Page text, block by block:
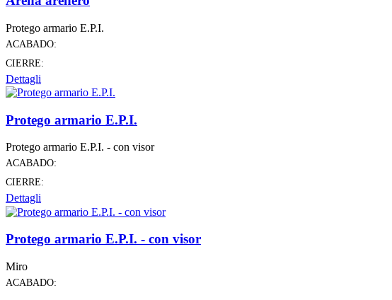
Protego armario E.P.I.
ACABADO:
CIERRE:
Dettagli
Protego armario E.P.I.
Protego armario E.P.I. - con visor
ACABADO:
CIERRE:
Dettagli
Protego armario E.P.I. - con visor
Miro
ACABADO: